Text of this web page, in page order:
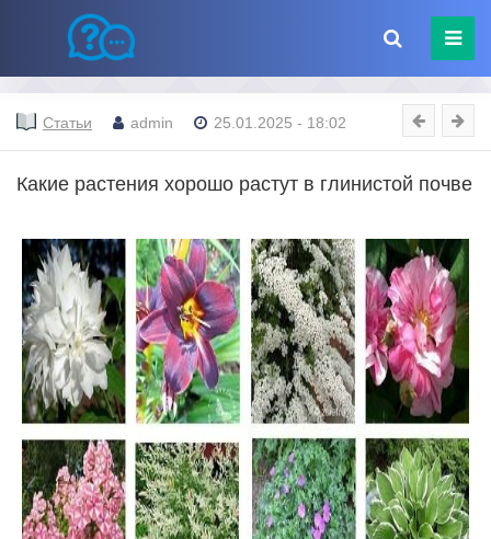
Статьи admin 25.01.2025 - 18:02
Какие растения хорошо растут в глинистой почве